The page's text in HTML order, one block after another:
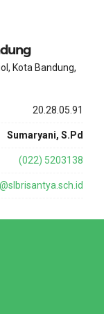
Kota Bandung,
20.28.05.91
Sumaryani, S.Pd
(022) 5203138